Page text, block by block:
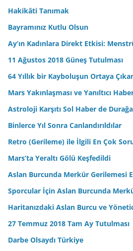
Hakikâti Tanımak
Bayramınız Kutlu Olsun
Ay’ın Kadınlara Direkt Etkisi:
11 Ağustos 2018 Güneş Tutulması
64 Yıllık bir Kayboluşun Ortaya
Mars Yakınlaşması ve Yanıltıcı
Astroloji Karşıtı Sol Haber de
Binlerce Yıl Sonra Canlandırıldılar
Retro (Gerileme) ile İlgili En Çok
Mars’ta Yeraltı Gölü Keşfedildi
Aslan Burcunda Merkür Gerilemesi
Sporcular İçin Aslan Burcunda
Haritanızdaki Aslan Burcu ve
27 Temmuz 2018 Tam Ay Tutulması
Darbe Olsaydı Türkiye